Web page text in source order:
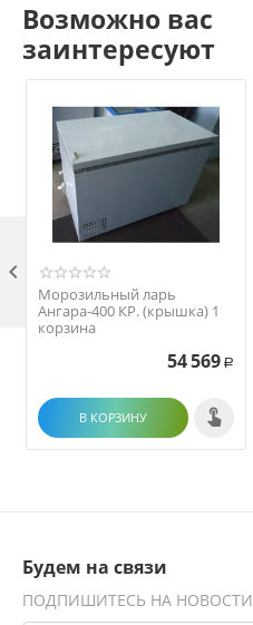
Возможно вас
заинтересуют
Морозильный ларь
Ангара-400 КР. (крышка) 1
корзина
54 569 Р
В КОРЗИНУ

Будем на связи
ПОДПИШИТЕСЬ НА НОВОСТИ